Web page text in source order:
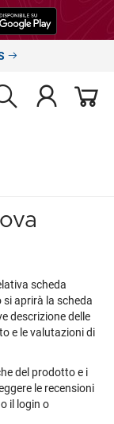
scheda
aprirà la scheda
descrizione delle
e le valutazioni di
del prodotto e i
le recensioni
il login o